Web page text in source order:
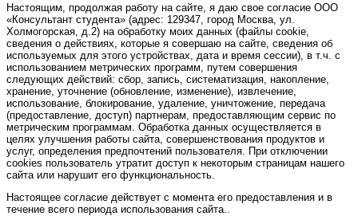
Настоящим, продолжая работу на сайте, я даю свое согласие ООО
«Консультант студента» (адрес: 129347, город Москва, ул.
Холмогорская, д.2) на обработку моих данных (файлы cookie,
сведения о действиях, которые я совершаю на сайте, сведения об
используемых для этого устройствах, дата и время сессии), в т.ч. с
использованием метрических программ, путем совершения
следующих действий: сбор, запись, систематизация, накопление,
хранение, уточнение (обновление, изменение), извлечение,
использование, блокирование, удаление, уничтожение, передача
(предоставление, доступ) партнерам, предоставляющим сервис по
метрическим программам. Обработка данных осуществляется в
целях улучшения работы сайта, совершенствования продуктов и
услуг, определения предпочтений пользователя. При отключении
cookies пользователь утратит доступ к некоторым страницам нашего
сайта или нарушит его функциональность.
Настоящее согласие действует с момента его предоставления и в
течение всего периода использования сайта..